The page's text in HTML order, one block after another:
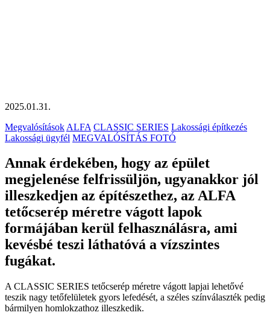
2025.01.31.
Megvalósítások ALFA CLASSIC SERIES Lakossági építkezés
Lakossági ügyfél MEGVALÓSÍTÁS FOTÓ
Annak érdekében, hogy az épület
megjelenése felfrissüljön, ugyanakkor jól
illeszkedjen az építészethez, az ALFA
tetőcserép méretre vágott lapok
formájában kerül felhasználásra, ami
kevésbé teszi láthatóvá a vízszintes
fugákat.
A CLASSIC SERIES tetőcserép méretre vágott lapjai lehetővé
teszik nagy tetőfelületek gyors lefedését, a széles színválaszték pedig
bármilyen homlokzathoz illeszkedik.